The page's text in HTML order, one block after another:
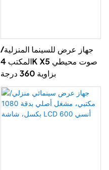
جهاز عرض للسينما المنزلية/
المكتب 4K X5 صوت محيطي
بزاوية 360 درجة